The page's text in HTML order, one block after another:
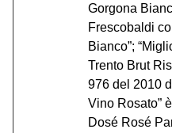
Gorgona
Frescobaldi
Bianco”;
Trento Brut
976 del 2010
Vino Rosato”
Dosé Rosé